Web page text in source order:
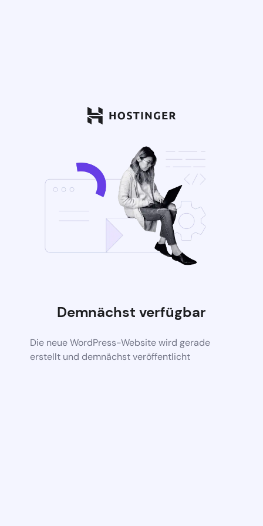
Demnächst verfügbar
Die neue WordPress-Website wird gerade
erstellt und demnächst veröffentlicht